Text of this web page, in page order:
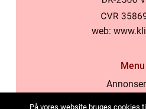
web:
Menu
På vores website bruges cookies